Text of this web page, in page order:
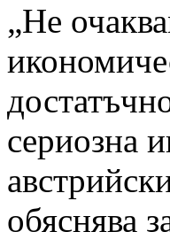
„Не
сериозна
обяснява